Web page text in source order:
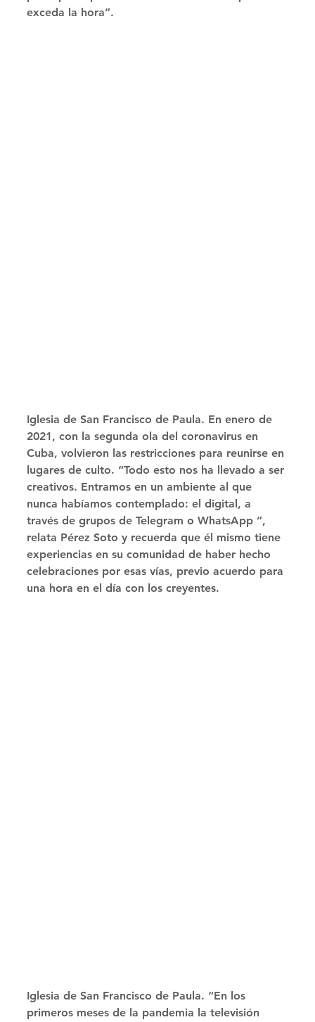
exceda la hora”.
Iglesia de San Francisco de Paula. En enero de
2021, con la segunda ola del coronavirus en
Cuba, volvieron las restricciones para reunirse en
lugares de culto. “Todo esto nos ha llevado a ser
creativos. Entramos en un ambiente al que
nunca habíamos contemplado: el digital, a
través de grupos de Telegram o WhatsApp ”,
relata Pérez Soto y recuerda que él mismo tiene
experiencias en su comunidad de haber hecho
celebraciones por esas vías, previo acuerdo para
una hora en el día con los creyentes.
Iglesia de San Francisco de Paula. “En los
primeros meses de la pandemia la televisión